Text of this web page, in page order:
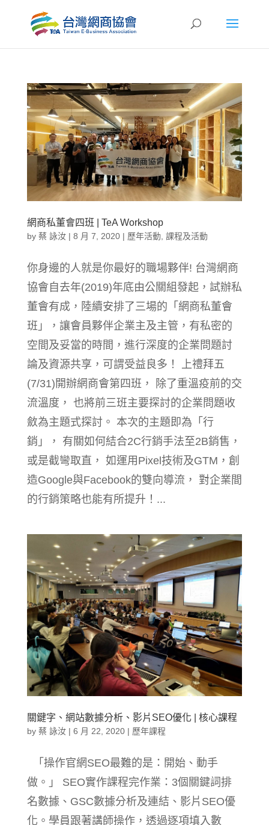
網商私董會四班 | TeA Workshop
by 蔡 詠汝| 8 月 7, 2020| 歷年活動 課程及活動
你身邊的人就是你最好的職場夥伴! 台灣網商
協會自去年(2019)年底由公關組發起，試辦私
董會有成，陸續安排了三場的「網商私董會
班」，讓會員夥伴企業主及主管，有私密的
空間及妥當的時間，進行深度的企業問題討
論及資源共享，可謂受益良多！ 上禮拜五
(7/31)開辦網商會第四班， 除了重溫疫前的交
流溫度， 也將前三班主要探討的企業問題收
斂為主題式探討。 本次的主題即為「行
銷」， 有關如何結合2C行銷手法至2B銷售，
或是截彎取直， 如運用Pixel技術及GTM，創
造Google與Facebook的雙向導流， 對企業間
的行銷策略也能有所提升！...
關鍵字、網站數據分析、影片SEO優化 | 核心課程
by 蔡 詠汝| 6 月 22, 2020| 歷年課程
「操作官網SEO最難的是：開始、動手
做。」 SEO實作課程完作業：3個關鍵詞排
名數據、GSC數據分析及連結、影片SEO優
化。學員跟著講師操作，透過逐項填入數